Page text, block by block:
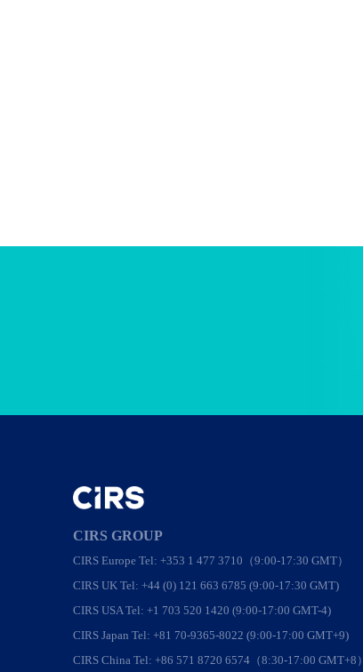
CIRS GROUP
CIRS Europe Tel: +353 1 477 3710（9:00-17:30 GMT）
CIRS UK Tel: +44 (0) 121 663 6785 (9:00-17:30 GMT)
CIRS USA Tel: +1 703 520 1420 (9:00-17:00 GMT-4)
CIRS Japan Tel: +81 70-9365-8022 (9:00-17:00 GMT+9)
CIRS China Tel: +86 571 8720 6574（8:30-17:00 GMT+8）